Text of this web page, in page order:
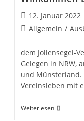
Beitrag
veröffentlicht:
12. Januar 2022
Beitrags-
Allgemein /
dem Jollensegel-
Gelegen in NRW,
und Münsterland.
Vereinsleben mit
Weiterlesen
Beim